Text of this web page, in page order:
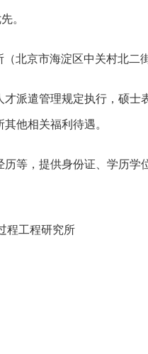
。
北京市海淀区中关村北二
派遣管理规定执行，硕
其他相关福利待遇。
等，提供身份证、学历
程工程研究所